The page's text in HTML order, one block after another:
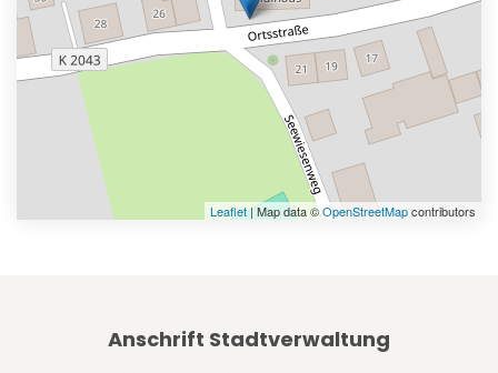
Leaflet| Map data ©OpenStreetMapcontributors
Anschrift Stadtverwaltung